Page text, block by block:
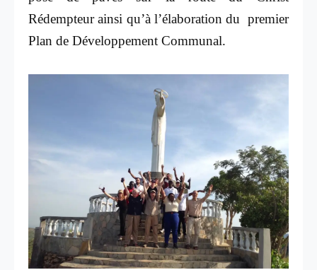
Rédempteur ainsi qu’à l’élaboration du premier
Plan de Développement Communal.